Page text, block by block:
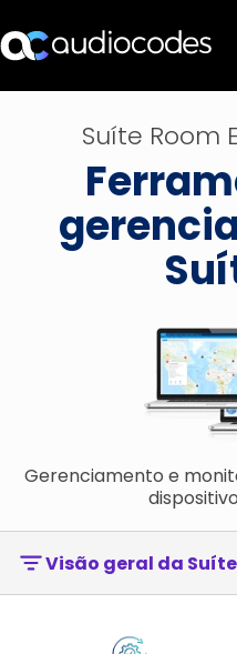
Produtos e aplicações
Serviços e suporte
Companhia
Suíte Room
Gerenciamento e
Visão geral da